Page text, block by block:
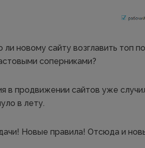
новому сайту возглавить топ
соперниками?
в продвижении сайтов уже
в лету.
Новые правила! Отсюда и